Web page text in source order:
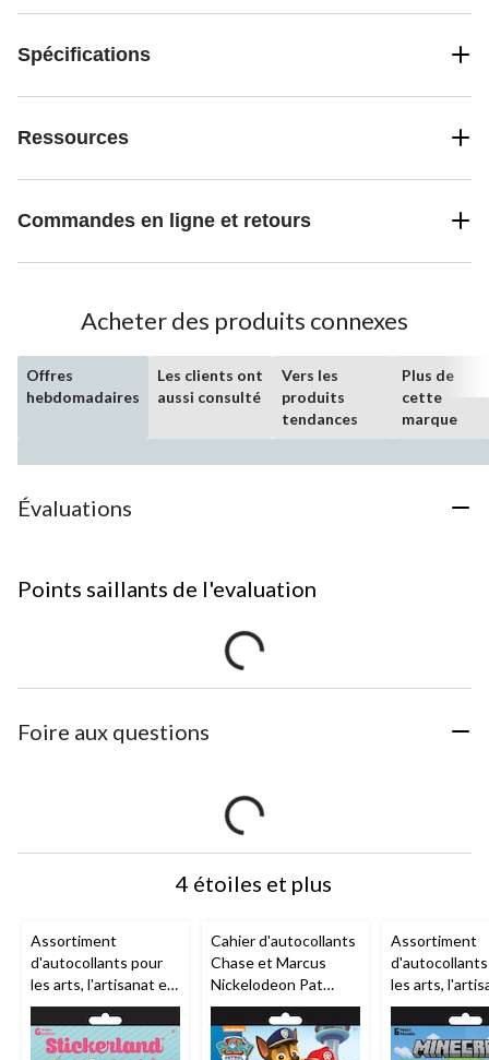
Spécifications
Ressources
Commandes en ligne et retours
Acheter des produits connexes
Offres
hebdomadaires
Les clients ont
aussi consulté
Vers les
produits
tendances
Plus de
cette
marque
Évaluations
Points saillants de l'evaluation
Foire aux questions
4 étoiles et plus
Assortiment
d'autocollants pour
les arts, l'artisanat et
les cadeaux
d'anniversaire licorne
de Stickerland,
Cahier d'autocollants
Chase et Marcus
Nickelodeon Pat
Patrouille Stickerland
mini, multicolore, 6
feuilles, paq. 120,
Assortiment
les arts,
les cadeaux
d'anniversaire
Minecraft de